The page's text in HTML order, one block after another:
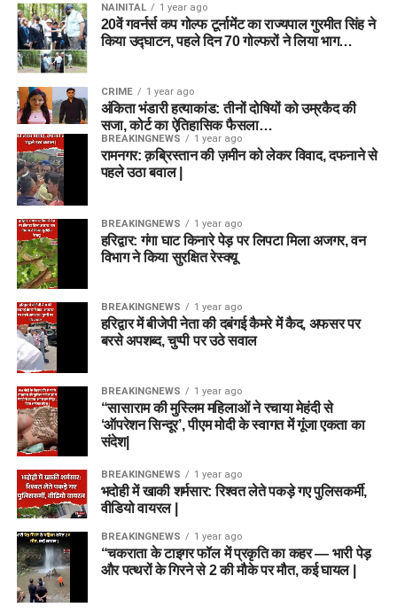
NAINITAL 1 year ago
20वें गवर्नर्स कप गोल्फ टूर्नामेंट का राज्यपाल गुरमीत सिंह ने
किया उद्घाटन, पहले दिन 70 गोल्फरों ने लिया भाग…
CRIME 1 year ago
अंकिता भंडारी हत्याकांड: तीनों दोषियों को उम्रकैद की
सजा, कोर्ट का ऐतिहासिक फैसला…
BREAKINGNEWS 1 year ago
रामनगर: क़ब्रिस्तान की ज़मीन को लेकर विवाद, दफनाने से
पहले उठा बवाल |
BREAKINGNEWS 1 year ago
हरिद्वार: गंगा घाट किनारे पेड़ पर लिपटा मिला अजगर, वन
विभाग ने किया सुरक्षित रेस्क्यू
BREAKINGNEWS 1 year ago
हरिद्वार में बीजेपी नेता की दबंगई कैमरे में कैद, अफसर पर
बरसे अपशब्द, चुप्पी पर उठे सवाल
BREAKINGNEWS 1 year ago
“सासाराम की मुस्लिम महिलाओं ने रचाया मेहंदी से
‘ऑपरेशन सिन्दूर’, पीएम मोदी के स्वागत में गूंजा एकता का
संदेश|
BREAKINGNEWS 1 year ago
भदोही में खाकी शर्मसार: रिश्वत लेते पकड़े गए पुलिसकर्मी,
वीडियो वायरल |
BREAKINGNEWS 1 year ago
“चकराता के टाइगर फॉल में प्रकृति का कहर — भारी पेड़
और पत्थरों के गिरने से 2 की मौके पर मौत, कई घायल |